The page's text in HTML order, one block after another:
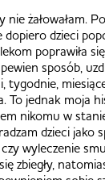
żałowałam.
dopiero dzieci
poprawiła
sposób,
tygodnie,
To jednak moja
nikomu w
dzieci jako
wyleczenie
zbiegły,